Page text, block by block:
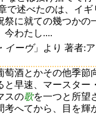
で述べたのは、イギ
祭に就ての幾つかの
今わたし....
イーヴ」より 著者:
萄酒とかその他季節
と早速、マースター
スの歌を一つと所望
考へてから、目を輝